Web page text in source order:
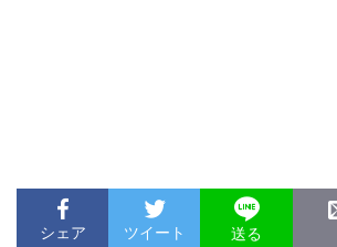
シェア ツイート 送る